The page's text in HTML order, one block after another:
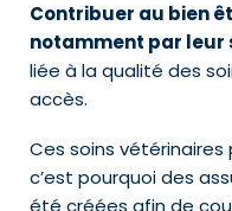
Contribuer au bien
notamment par leur
liée à la qualité des
accès.
Ces soins vétérinaires
c’est pourquoi des